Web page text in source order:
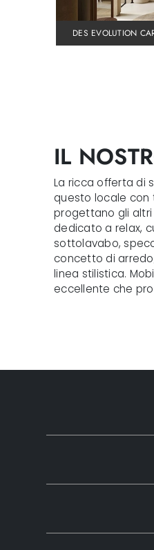
DES EVOLUTION
IL
La ricca offerta di
questo locale con
progettano gli altri
dedicato a relax,
sottolavabo,
concetto di
linea stilistica.
eccellente che